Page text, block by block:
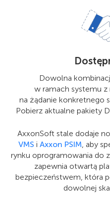
Dowolna
w ramach systemu
na żądanie konkretnego
Pobierz aktualne pakiety
AxxonSoft stale dodaje
VMS i Axxon PSIM , aby
rynku oprogramowania do
zapewnia otwartą
bezpieczeństwem, która
dowolnej